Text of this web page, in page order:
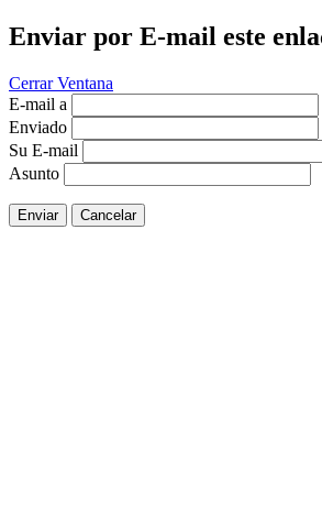
Enviar por E-mail este
Cerrar Ventana
E-mail a
Enviado
Su E-mail
Asunto
Enviar Cancelar